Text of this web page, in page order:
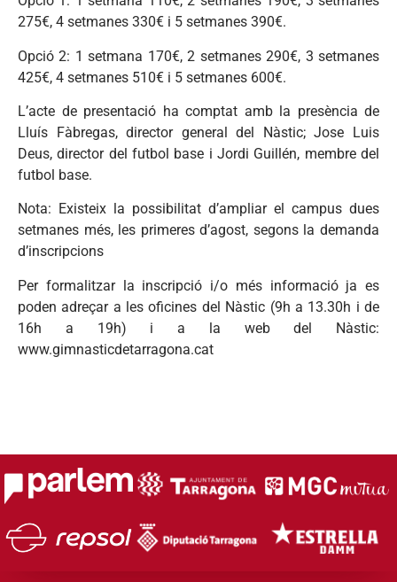
275€, 4 setmanes 330€ i 5 setmanes 390€.
Opció 2: 1 setmana 170€, 2 setmanes 290€, 3 setmanes
425€, 4 setmanes 510€ i 5 setmanes 600€.
L’acte de presentació ha comptat amb la presència de
Lluís Fàbregas, director general del Nàstic; Jose Luis
Deus, director del futbol base i Jordi Guillén, membre del
futbol base.
Nota: Existeix la possibilitat d’ampliar el campus dues
setmanes més, les primeres d’agost, segons la demanda
d’inscripcions
Per formalitzar la inscripció i/o més informació ja es
poden adreçar a les oficines del Nàstic (9h a 13.30h i de
16h a 19h) i a la web del Nàstic:
www.gimnasticdetarragona.cat